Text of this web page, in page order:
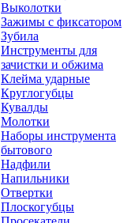
Выколотки
Зажимы с фиксатором
Зубила
Инструменты для
зачистки и обжима
Клейма ударные
Круглогубцы
Кувалды
Молотки
Наборы инструмента
бытового
Надфили
Напильники
Отвертки
Плоскогубцы